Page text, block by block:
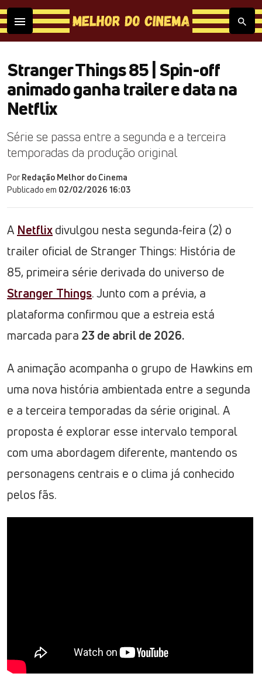
Stranger Things 85 | Spin-off
animado ganha trailer e data na
Netflix
Série se passa entre a segunda e a terceira
temporadas da produção original
Por Redação Melhor do Cinema
Publicado em 02/02/2026 16:03
A Netflixdivulgou nesta segunda-feira (2) o
trailer oficial de Stranger Things: História de
85, primeira série derivada do universo de
Stranger Things. Junto com a prévia, a
plataforma confirmou que a estreia está
marcada para 23 de abril de 2026.
A animação acompanha o grupo de Hawkins em
uma nova história ambientada entre a segunda
e a terceira temporadas da série original. A
proposta é explorar esse intervalo temporal
com uma abordagem diferente, mantendo os
personagens centrais e o clima já conhecido
pelos fãs.